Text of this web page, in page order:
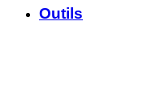
Outils